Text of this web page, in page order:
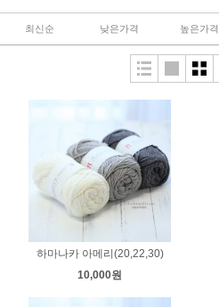
최신순 낮은가격 높은가격
하마나카 아메리(20,22,30)
10,000원